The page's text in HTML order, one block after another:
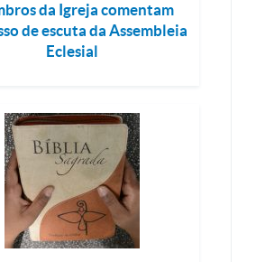
da Igreja comentam
de escuta da Assembleia
Eclesial